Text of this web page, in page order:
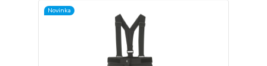
Novinka